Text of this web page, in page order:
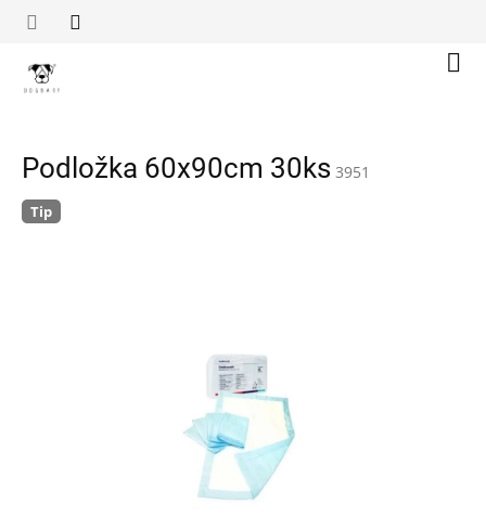
Podložka 60x90cm 30ks 3951
Tip